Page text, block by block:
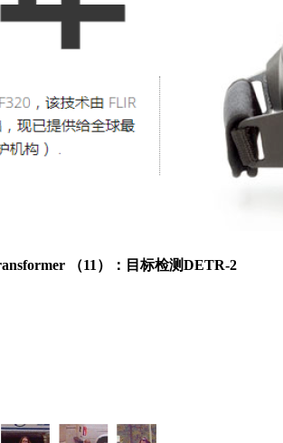
（11）：目标检测DETR-2